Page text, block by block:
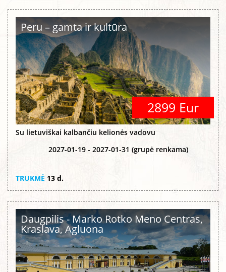
Peru – gamta ir kultūra
2899 Eur
Su lietuviškai kalbančiu kelionės vadovu
2027-01-19 - 2027-01-31 (grupė renkama)
TRUKMĖ 13 d.
Daugpilis - Marko Rotko Meno Centras,
Kraslava, Agluona